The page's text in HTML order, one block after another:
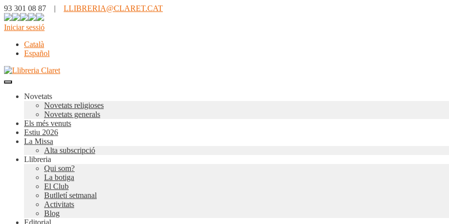
93 301 08 87 | LLIBRERIA@CLARET.CAT
Iniciar sessió
Català
Español
Novetats
Novetats religioses
Novetats generals
Els més venuts
Estiu 2026
La Missa
Alta subscripció
Llibreria
Qui som?
La botiga
El Club
Butlletí setmanal
Activitats
Blog
Editorial